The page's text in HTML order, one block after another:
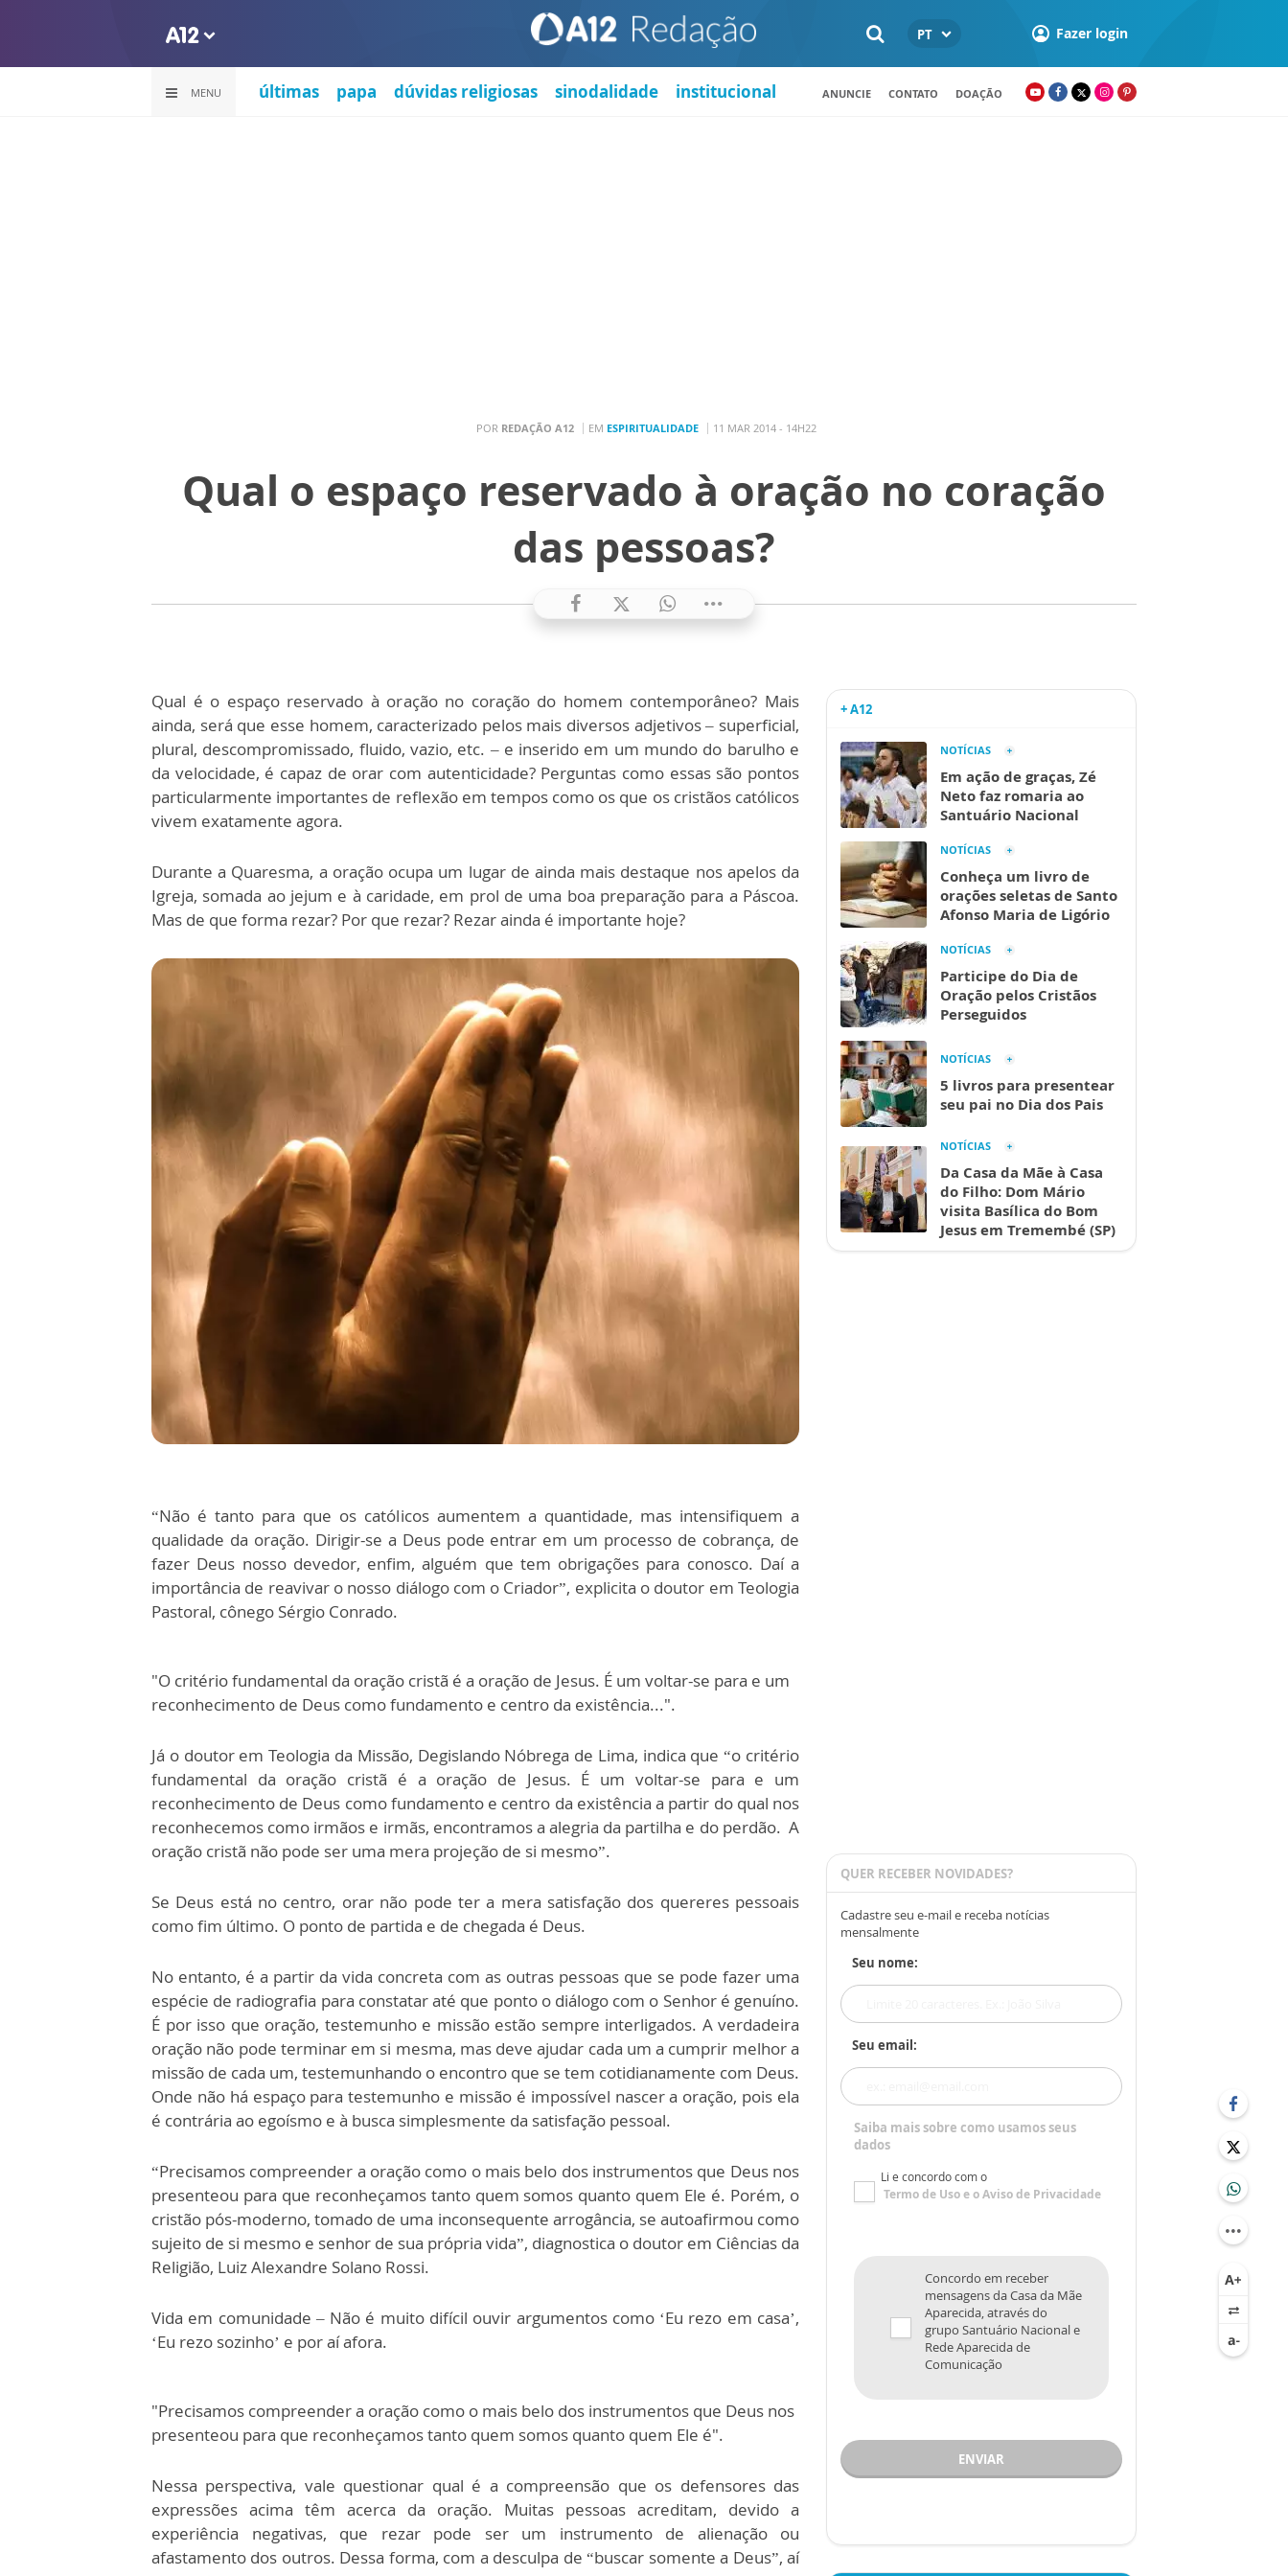
PT Fazer login
MENU últimas papa dúvidas religiosas sinodalidade institucional ANUNCIE CONTATO DOAÇÃO
POR REDAÇÃO A12 EM ESPIRITUALIDADE 11 MAR 2014 - 14H22
Qual o espaço reservado à oração no coração
das pessoas?
Qual é o espaço reservado à oração no coração do homem contemporâneo? Mais
ainda, será que esse homem, caracterizado pelos mais diversos adjetivos – superficial,
plural, descompromissado, fluido, vazio, etc. – e inserido em um mundo do barulho e
da velocidade, é capaz de orar com autenticidade? Perguntas como essas são pontos
particularmente importantes de reflexão em tempos como os que os cristãos católicos
vivem exatamente agora.
Durante a Quaresma, a oração ocupa um lugar de ainda mais destaque nos apelos da
Igreja, somada ao jejum e à caridade, em prol de uma boa preparação para a Páscoa.
Mas de que forma rezar? Por que rezar? Rezar ainda é importante hoje?
“Não é tanto para que os católicos aumentem a quantidade, mas intensifiquem a
qualidade da oração. Dirigir-se a Deus pode entrar em um processo de cobrança, de
fazer Deus nosso devedor, enfim, alguém que tem obrigações para conosco. Daí a
importância de reavivar o nosso diálogo com o Criador”, explicita o doutor em Teologia
Pastoral, cônego Sérgio Conrado.
"O critério fundamental da oração cristã é a oração de Jesus. É um voltar-se para e um
reconhecimento de Deus como fundamento e centro da existência...".
Já o doutor em Teologia da Missão, Degislando Nóbrega de Lima, indica que “o critério
fundamental da oração cristã é a oração de Jesus. É um voltar-se para e um
reconhecimento de Deus como fundamento e centro da existência a partir do qual nos
reconhecemos como irmãos e irmãs, encontramos a alegria da partilha e do perdão. A
oração cristã não pode ser uma mera projeção de si mesmo”.
Se Deus está no centro, orar não pode ter a mera satisfação dos quereres pessoais
como fim último. O ponto de partida e de chegada é Deus.
No entanto, é a partir da vida concreta com as outras pessoas que se pode fazer uma
espécie de radiografia para constatar até que ponto o diálogo com o Senhor é genuíno.
É por isso que oração, testemunho e missão estão sempre interligados. A verdadeira
oração não pode terminar em si mesma, mas deve ajudar cada um a cumprir melhor a
missão de cada um, testemunhando o encontro que se tem cotidianamente com Deus.
Onde não há espaço para testemunho e missão é impossível nascer a oração, pois ela
é contrária ao egoísmo e à busca simplesmente da satisfação pessoal.
“Precisamos compreender a oração como o mais belo dos instrumentos que Deus nos
presenteou para que reconheçamos tanto quem somos quanto quem Ele é. Porém, o
cristão pós-moderno, tomado de uma inconsequente arrogância, se autoafirmou como
sujeito de si mesmo e senhor de sua própria vida”, diagnostica o doutor em Ciências da
Religião, Luiz Alexandre Solano Rossi.
Vida em comunidade – Não é muito difícil ouvir argumentos como ‘Eu rezo em casa’,
‘Eu rezo sozinho’ e por aí afora.
"Precisamos compreender a oração como o mais belo dos instrumentos que Deus nos
presenteou para que reconheçamos tanto quem somos quanto quem Ele é".
Nessa perspectiva, vale questionar qual é a compreensão que os defensores das
expressões acima têm acerca da oração. Muitas pessoas acreditam, devido a
experiência negativas, que rezar pode ser um instrumento de alienação ou
afastamento dos outros. Dessa forma, com a desculpa de “buscar somente a Deus”, aí
+ A12
NOTÍCIAS
Em ação de graças, Zé
Neto faz romaria ao
Santuário Nacional
NOTÍCIAS
Conheça um livro de
orações seletas de Santo
Afonso Maria de Ligório
NOTÍCIAS
Participe do Dia de
Oração pelos Cristãos
Perseguidos
NOTÍCIAS
5 livros para presentear
seu pai no Dia dos Pais
NOTÍCIAS
Da Casa da Mãe à Casa
do Filho: Dom Mário
visita Basílica do Bom
Jesus em Tremembé (SP)
QUER RECEBER NOVIDADES?
Cadastre seu e-mail e receba notícias
mensalmente
Seu nome:
Seu email:
Saiba mais sobre como usamos seus
dados
Li e concordo com o
Termo de Usoe oAviso de Privacidade
Concordo em receber
mensagens da Casa da Mãe
Aparecida, através do
grupo Santuário Nacional e
Rede Aparecida de
Comunicação
ENVIAR